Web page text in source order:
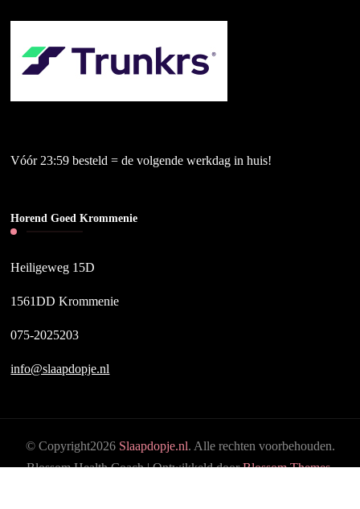
Vóór 23:59 besteld = de volgende werkdag in huis!
Horend Goed Krommenie
Heiligeweg 15D
1561DD Krommenie
075-2025203
info@slaapdopje.nl
© Copyright2026 Slaapdopje.nl. Alle rechten voorbehouden.
Blossom Health Coach | Ontwikkeld doorBlossom Themes.